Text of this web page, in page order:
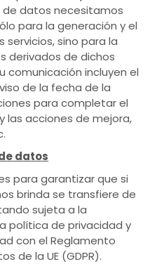
de datos necesitamos
para la generación y el
servicios, sino para la
derivados de dichos
comunicación incluyen el
de la fecha de la
para completar el
las acciones de mejora,
datos
para garantizar que si
brinda se transfiere de
sujeta a la
política de privacidad y
con el Reglamento
de la UE (GDPR).